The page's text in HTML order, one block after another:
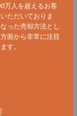
万人を超えるお客
ただいておりま
った売却方法とし
面から非常に注目
す。